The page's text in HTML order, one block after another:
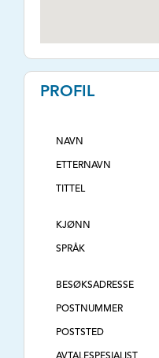
PROFIL
NAVN
ETTERNAVN
TITTEL
KJØNN
SPRÅK
BESØKSADRESSE
POSTNUMMER
POSTSTED